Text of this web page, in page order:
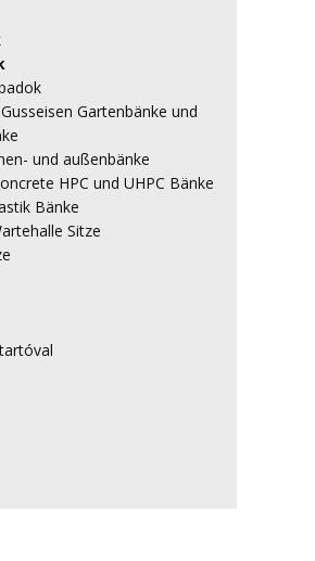
Gartenbänke und
und außenbänke
HPC und UHPC Bänke
Bänke
Sitze